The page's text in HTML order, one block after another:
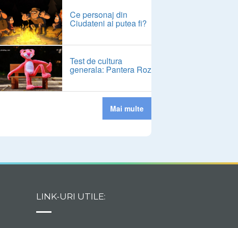
Ce personaj din
Ciudateni ai putea fi?
Test de cultura
generala: Pantera Roz
Mai multe
LINK-URI UTILE: